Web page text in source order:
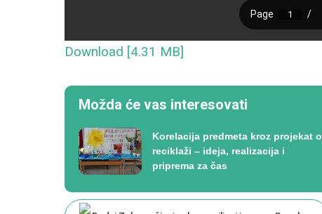
Download [4.31 MB]
Možda će vas interesovati
Korelacija predmeta kroz projekat o
reciklaži – ideja, realizacija i
priprema za čas